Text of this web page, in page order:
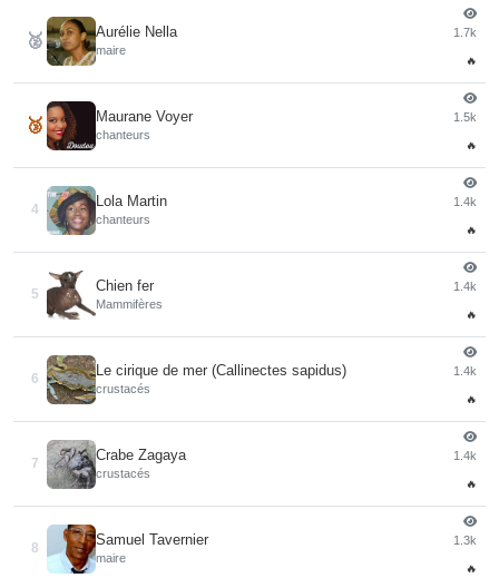
🥈 Aurélie Nella
maire
1.7k
🔥
🥉 Maurane Voyer
chanteurs
1.5k
🔥
4
Lola Martin
chanteurs
1.4k
🔥
5
Chien fer
Mammifères
1.4k
🔥
6
Le cirique de mer (Callinectes sapidus)
crustacés
1.4k
🔥
7
Crabe Zagaya
crustacés
1.4k
🔥
8
Samuel Tavernier
maire
1.3k
🔥